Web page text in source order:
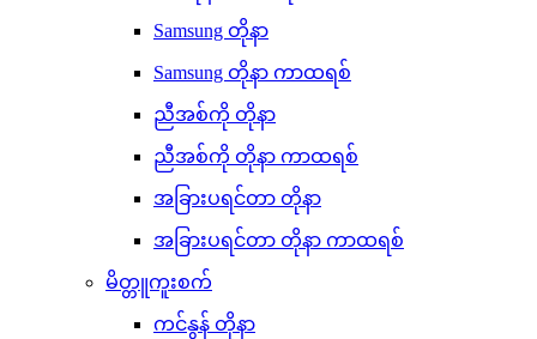
Samsung တိုနာ
Samsung တိုနာ ကာထရစ်
ညီအစ်ကို တိုနာ
ညီအစ်ကို တိုနာ ကာထရစ်
အခြားပရင်တာ တိုနာ
အခြားပရင်တာ တိုနာ ကာထရစ်
မိတ္တူကူးစက်
ကင်နွန် တိုနာ